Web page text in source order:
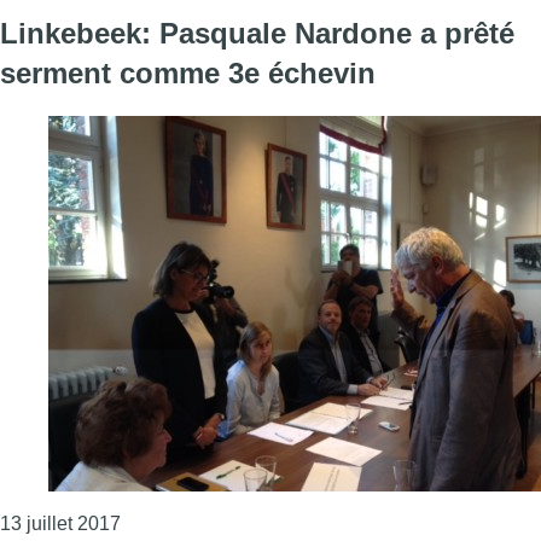
Linkebeek: Pasquale Nardone a prêté
serment comme 3e échevin
13 juillet 2017